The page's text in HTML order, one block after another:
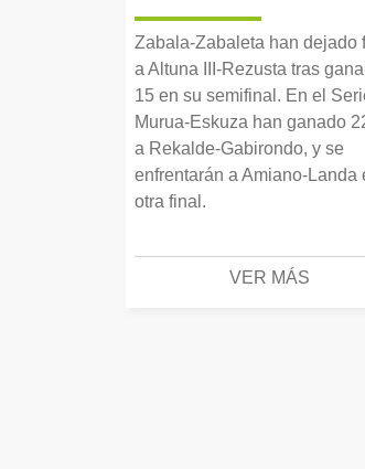
Zabala-Zabaleta han dejado
a Altuna III-Rezusta tras
15 en su semifinal. En el
Murua-Eskuza han ganado
a Rekalde-Gabirondo, y se
enfrentarán a Amiano-Landa
otra final.
VER MÁS